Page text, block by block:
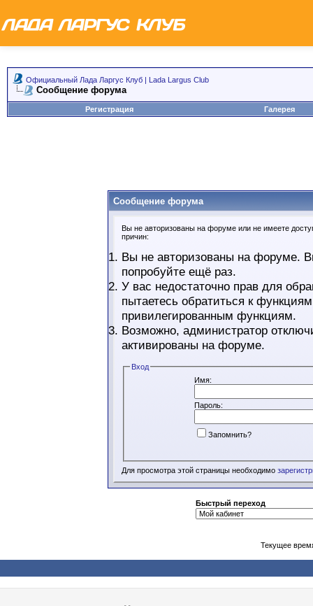
Официальный Лада Ларгус Клуб | Lada Largus Club
Сообщение форума
Регистрация Галерея
Сообщение форума
Вы не авторизованы на форуме или не имеете
причин:
Вы не авторизованы на форуме.
попробуйте ещё раз.
У вас недостаточно прав для
пытаетесь обратиться к
привилегированным функциям.
Возможно, администратор
активированы на форуме.
Вход
Имя:
Пароль:
Запомнить?
Для просмотра этой страницы необходимо
Быстрый переход
Текущее